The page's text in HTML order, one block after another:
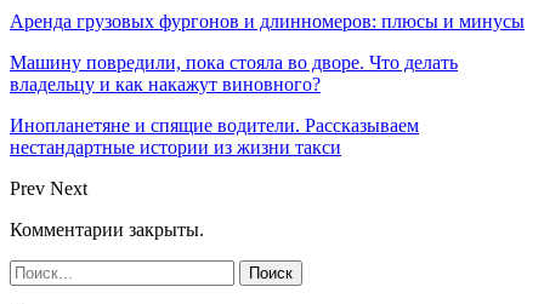
Аренда грузовых фургонов и длинномеров: плюсы и минусы
Машину повредили, пока стояла во дворе. Что делать
владельцу и как накажут виновного?
Инопланетяне и спящие водители. Рассказываем
нестандартные истории из жизни такси
Prev Next
Комментарии закрыты.